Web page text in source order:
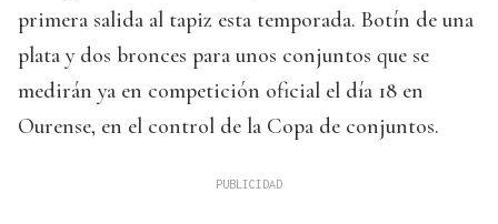
primera salida al tapiz esta temporada. Botín de una
plata y dos bronces para unos conjuntos que se
medirán ya en competición oficial el día 18 en
Ourense, en el control de la Copa de conjuntos.